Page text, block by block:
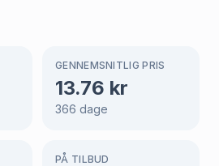
GENNEMSNITLIG PRIS
13.76 kr
366 dage
PÅ TILBUD